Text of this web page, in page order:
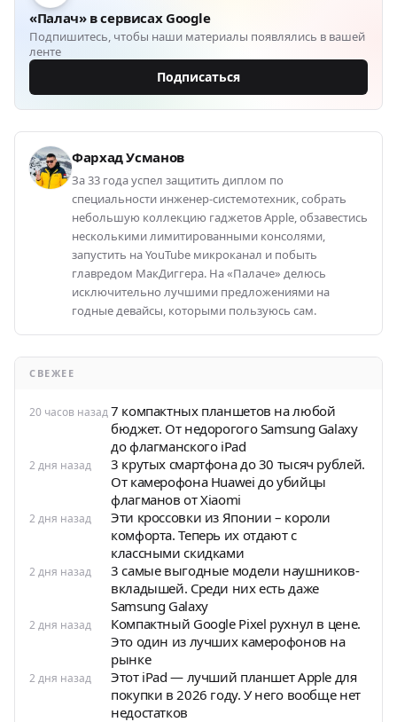
«Палач» в сервисах Google
Подпишитесь, чтобы наши материалы появлялись в вашей
ленте
Подписаться
Фархад Усманов
За 33 года успел защитить диплом по
специальности инженер-системотехник, собрать
небольшую коллекцию гаджетов Apple, обзавестись
несколькими лимитированными консолями,
запустить на YouTube микроканал и побыть
главредом МакДиггера. На «Палаче» делюсь
исключительно лучшими предложениями на
годные девайсы, которыми пользуюсь сам.
СВЕЖЕЕ
20 часов назад7 компактных планшетов на любой
бюджет. От недорогого Samsung Galaxy
до флагманского iPad
2 дня назад
3 крутых смартфона до 30 тысяч рублей.
От камерофона Huawei до убийцы
флагманов от Xiaomi
2 дня назад
Эти кроссовки из Японии – короли
комфорта. Теперь их отдают с
классными скидками
2 дня назад
3 самые выгодные модели наушников-
вкладышей. Среди них есть даже
Samsung Galaxy
2 дня назад
Компактный Google Pixel рухнул в цене.
Это один из лучших камерофонов на
рынке
2 дня назад
Этот iPad — лучший планшет Apple для
покупки в 2026 году. У него вообще нет
недостатков